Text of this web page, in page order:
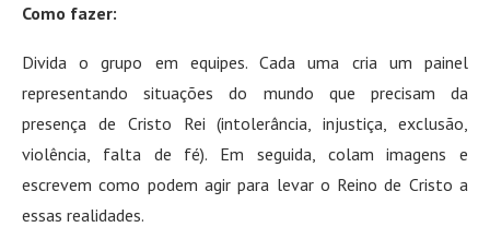
Como fazer:
Divida o grupo em equipes. Cada uma cria um painel
representando situações do mundo que precisam da
presença de Cristo Rei (intolerância, injustiça, exclusão,
violência, falta de fé). Em seguida, colam imagens e
escrevem como podem agir para levar o Reino de Cristo a
essas realidades.